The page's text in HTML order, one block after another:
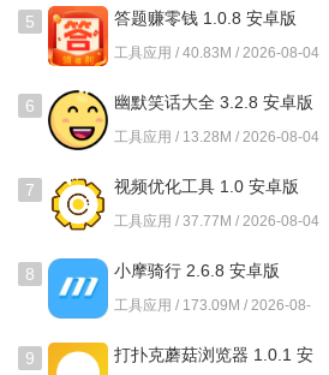
1、毒蛇加速器支持热门手游加速，
和平精英等，能够为上千款游戏提
2、应用提供多条加速线路供用户选
3、毒蛇加速器的移动端设计充分考
4、几乎在任何网络环境下，毒蛇加
5 答题赚零钱 1.0.8 安卓版
工具应用 / 40.83M / 2026-08-04
6 幽默笑话大全 3.2.8 安卓版
工具应用 / 13.28M / 2026-08-04
7 视频优化工具 1.0 安卓版
工具应用 / 37.77M / 2026-08-04
8 小摩骑行 2.6.8 安卓版
工具应用 / 173.09M / 2026-08-
9
打扑克蘑菇浏览器 1.0.1 安